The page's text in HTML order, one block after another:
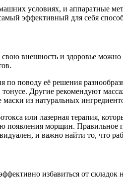
условиях, и аппаратные
эффективный для себя
внешность и здоровье
поводу её решения
Другие рекомендуют
из натуральных
или лазерная терапия,
морщин. Правильное
и важно найти то, что
избавиться от складок